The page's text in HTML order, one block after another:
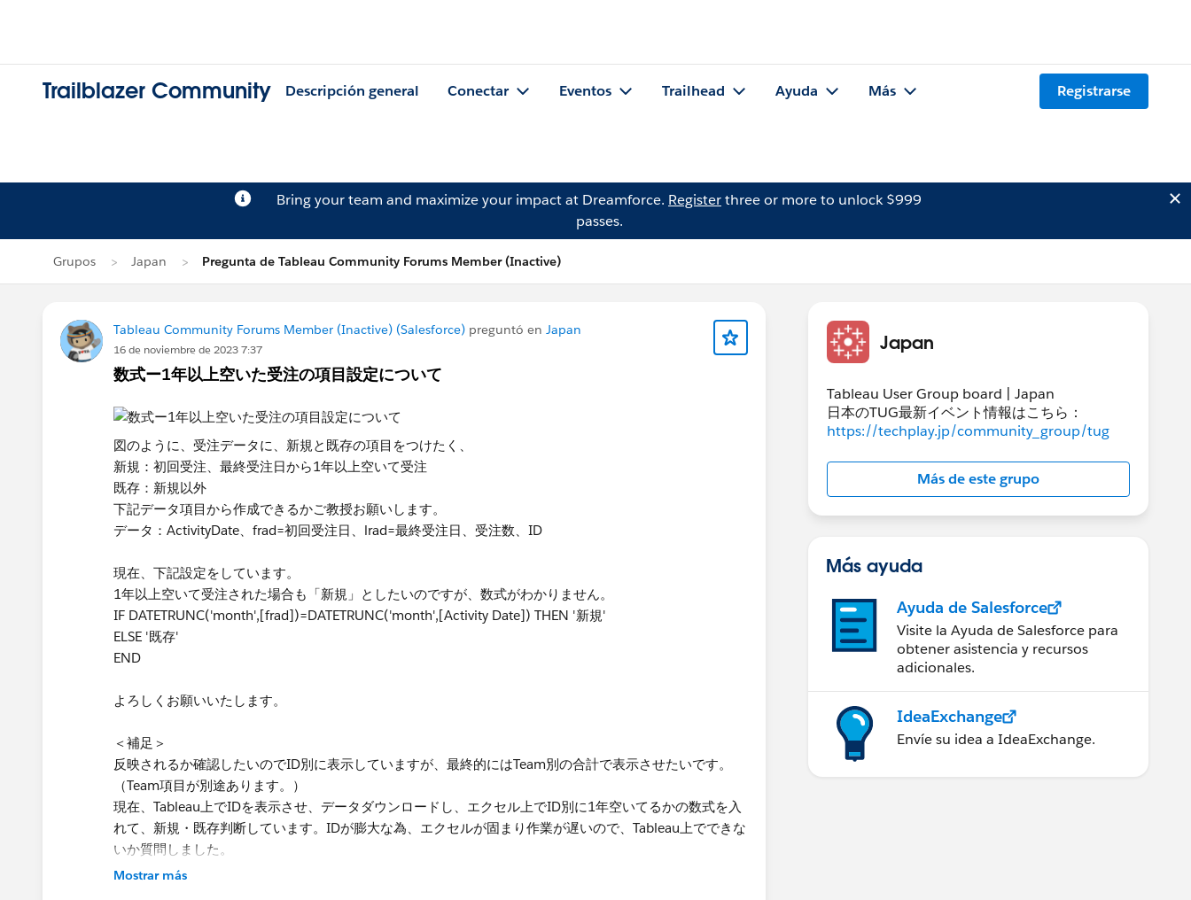
Trailblazer Community Descripción general Conectar Eventos Trailhead Ayuda Más Registrarse
Bring your team and maximize your impact at Dreamforce. Registerthree or more to unlock $999
passes.
Grupos Japan Pregunta de Tableau Community Forums Member (Inactive)
Tableau Community Forums Member (Inactive) (Salesforce) preguntó en Japan
16 de noviembre de 2023 7:37
数式ー1年以上空いた受注の項目設定について
図のように、受注データに、新規と既存の項目をつけたく、
新規：初回受注、最終受注日から1年以上空いて受注
既存：新規以外
下記データ項目から作成できるかご教授お願いします。
データ：ActivityDate、frad=初回受注日、lrad=最終受注日、受注数、ID
現在、下記設定をしています。
1年以上空いて受注された場合も「新規」としたいのですが、数式がわかりません。
IF DATETRUNC('month',[frad])=DATETRUNC('month',[Activity Date]) THEN '新規'
ELSE '既存'
END
よろしくお願いいたします。
＜補足＞
反映されるか確認したいのでID別に表示していますが、最終的にはTeam別の合計で表示させたいです。
（Team項目が別途あります。）
現在、Tableau上でIDを表示させ、データダウンロードし、エクセル上でID別に1年空いてるかの数式を入
れて、新規・既存判断しています。IDが膨大な為、エクセルが固まり作業が遅いので、Tableau上でできな
いか質問しました。
エクセル数式は、ダウンロードしたデータシートと、数式用のシートに分け、
Mostrar más
Japan
Tableau User Group board | Japan
日本のTUG最新イベント情報はこちら：
https://techplay.jp/community_group/tug
Más de este grupo
Más ayuda
Ayuda de Salesforce
Visite la Ayuda de Salesforce para
obtener asistencia y recursos
adicionales.
IdeaExchange
Envíe su idea a IdeaExchange.